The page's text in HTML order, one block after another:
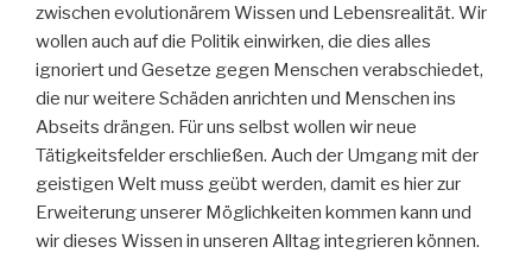
zwischen evolutionärem Wissen und Lebensrealität. Wir
wollen auch auf die Politik einwirken, die dies alles
ignoriert und Gesetze gegen Menschen verabschiedet,
die nur weitere Schäden anrichten und Menschen ins
Abseits drängen. Für uns selbst wollen wir neue
Tätigkeitsfelder erschließen. Auch der Umgang mit der
geistigen Welt muss geübt werden, damit es hier zur
Erweiterung unserer Möglichkeiten kommen kann und
wir dieses Wissen in unseren Alltag integrieren können.